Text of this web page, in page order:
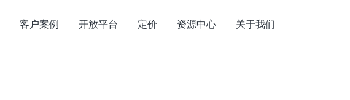
客户案例 开放平台 定价 资源中心 关于我们